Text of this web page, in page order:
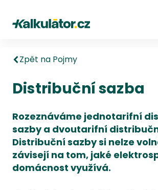
Kalkulátor.cz
Zpět na Pojmy
Distribuční sazba
Rozeznáváme jednotarifní
sazby a dvoutarifní
Distribuční sazby si nelze
závisejí na tom, jaké
domácnost využívá.